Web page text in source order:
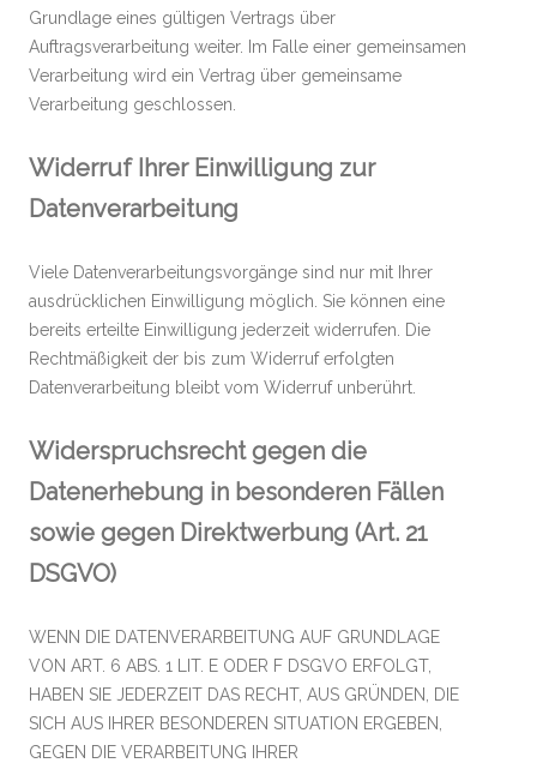
Grundlage eines gültigen Vertrags über
Auftragsverarbeitung weiter. Im Falle einer gemeinsamen
Verarbeitung wird ein Vertrag über gemeinsame
Verarbeitung geschlossen.
Widerruf Ihrer Einwilligung zur
Datenverarbeitung
Viele Datenverarbeitungsvorgänge sind nur mit Ihrer
ausdrücklichen Einwilligung möglich. Sie können eine
bereits erteilte Einwilligung jederzeit widerrufen. Die
Rechtmäßigkeit der bis zum Widerruf erfolgten
Datenverarbeitung bleibt vom Widerruf unberührt.
Widerspruchsrecht gegen die
Datenerhebung in besonderen Fällen
sowie gegen Direktwerbung (Art. 21
DSGVO)
WENN DIE DATENVERARBEITUNG AUF GRUNDLAGE
VON ART. 6 ABS. 1 LIT. E ODER F DSGVO ERFOLGT,
HABEN SIE JEDERZEIT DAS RECHT, AUS GRÜNDEN, DIE
SICH AUS IHRER BESONDEREN SITUATION ERGEBEN,
GEGEN DIE VERARBEITUNG IHRER